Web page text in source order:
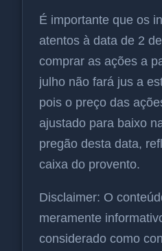
É importante que os
atentos à data de 2
comprar as ações a
julho não fará jus a
pois o preço das
ajustado para baixo
pregão desta data,
caixa do provento.
Disclaimer: O
meramente
considerado como